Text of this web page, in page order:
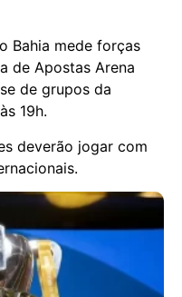
Bahia mede forças
de Apostas Arena
de grupos da
19h.
deverão jogar com